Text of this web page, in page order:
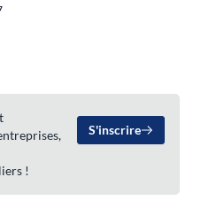
!
S'inscrire